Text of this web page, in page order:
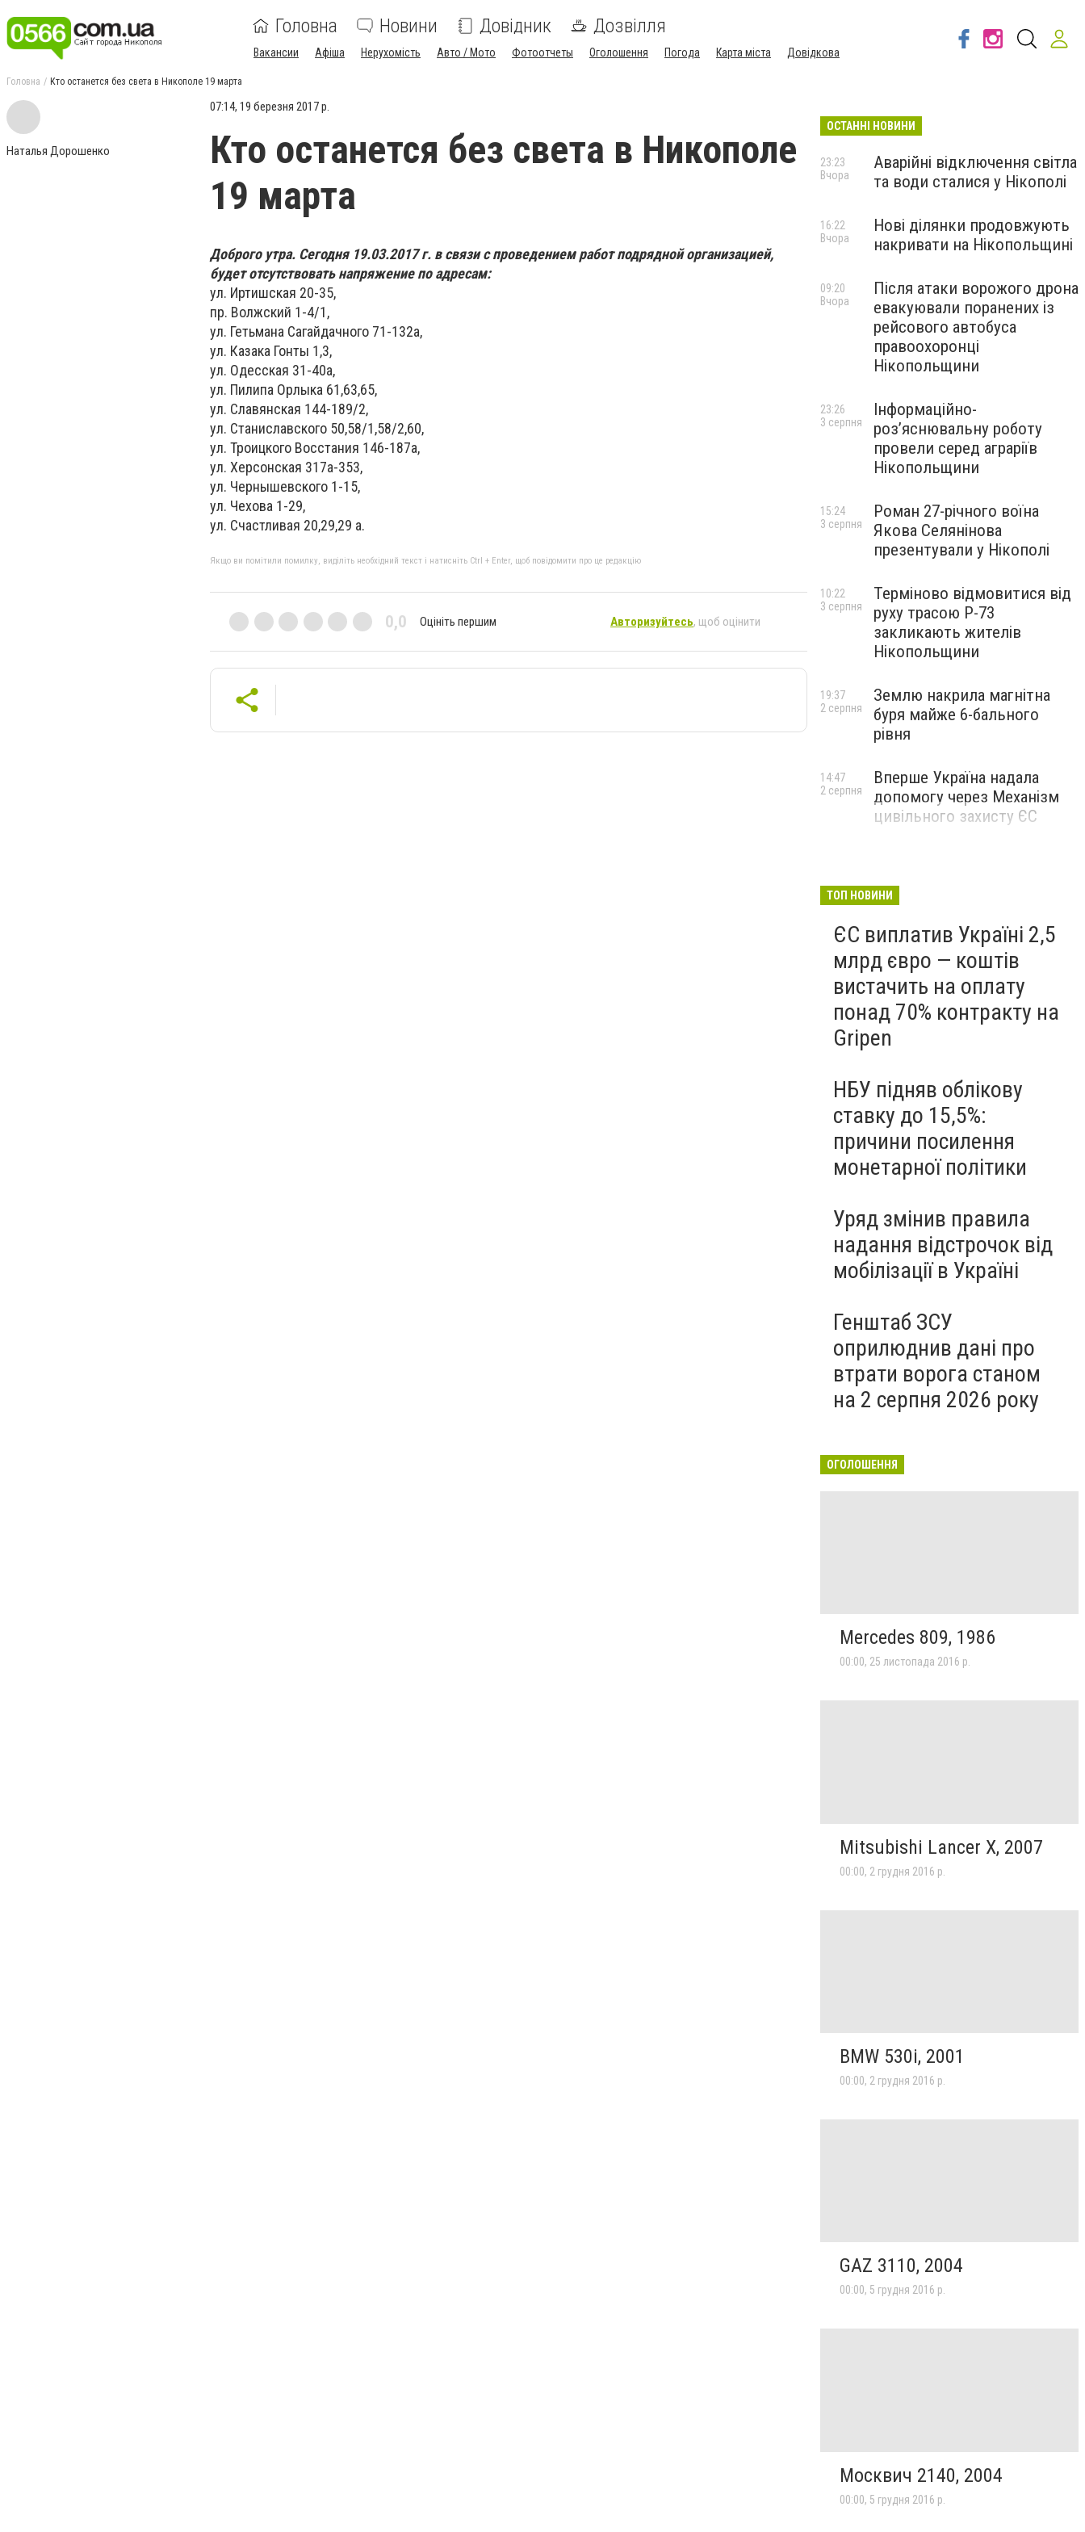
Головна Новини Довідник Дозвілля
Вакансии Афіша Нерухомість Авто / Мото Фотоотчеты Оголошення Погода Карта міста Довідкова
Головна Кто останется без света в Никополе 19 марта
Наталья Дорошенко
07:14, 19 березня 2017 р.
Кто останется без света в Никополе
19 марта
Доброго утра. Сегодня 19.03.2017 г. в связи с проведением работ подрядной организацией,
будет отсутствовать напряжение по адресам:
ул. Иртишская 20-35,
пр. Волжский 1-4/1,
ул. Гетьмана Сагайдачного 71-132а,
ул. Казака Гонты 1,3,
ул. Одесская 31-40а,
ул. Пилипа Орлыка 61,63,65,
ул. Славянская 144-189/2,
ул. Станиславского 50,58/1,58/2,60,
ул. Троицкого Восстания 146-187а,
ул. Херсонская 317а-353,
ул. Чернышевского 1-15,
ул. Чехова 1-29,
ул. Счастливая 20,29,29 а.
Якщо ви помітили помилку, виділіть необхідний текст і натисніть Ctrl + Enter, щоб повідомити про це редакцію
0,0 Оцініть першим Авторизуйтесь, щоб оцінити
ОСТАННІ НОВИНИ
Аварійні відключення світла
та води сталися у Нікополі
23:23
Вчора
Нові ділянки продовжують
накривати на Нікопольщині
16:22
Вчора
Після атаки ворожого дрона
евакуювали поранених із
рейсового автобуса
правоохоронці
Нікопольщини
09:20
Вчора
Інформаційно-
роз’яснювальну роботу
провели серед аграріїв
Нікопольщини
23:26
3 серпня
Роман 27-річного воїна
Якова Селянінова
презентували у Нікополі
15:24
3 серпня
Терміново відмовитися від
руху трасою Р-73
закликають жителів
Нікопольщини
10:22
3 серпня
Землю накрила магнітна
буря майже 6-бального
рівня
19:37
2 серпня
Вперше Україна надала
допомогу через Механізм
цивільного захисту ЄС
14:47
2 серпня
ТОП НОВИНИ
ЄС виплатив Україні 2,5
млрд євро — коштів
вистачить на оплату
понад 70% контракту на
Gripen
НБУ підняв облікову
ставку до 15,5%:
причини посилення
монетарної політики
Уряд змінив правила
надання відстрочок від
мобілізації в Україні
Генштаб ЗСУ
оприлюднив дані про
втрати ворога станом
на 2 серпня 2026 року
ОГОЛОШЕННЯ
Mercedes 809, 1986
00:00, 25 листопада 2016 р.
Mitsubishi Lancer X, 2007
00:00, 2 грудня 2016 р.
BMW 530i, 2001
00:00, 2 грудня 2016 р.
GAZ 3110, 2004
00:00, 5 грудня 2016 р.
Москвич 2140, 2004
00:00, 5 грудня 2016 р.